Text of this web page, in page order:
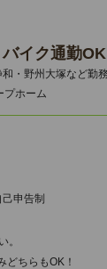
イク通勤OK
・野州大塚など勤
プホーム
申告制
。
どちらもOK！